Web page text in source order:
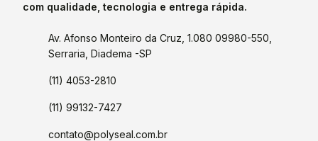
com qualidade, tecnologia e entrega rápida.
Av. Afonso Monteiro da Cruz, 1.080 09980-550,
Serraria, Diadema -SP
(11) 4053-2810
(11) 99132-7427
contato@polyseal.com.br